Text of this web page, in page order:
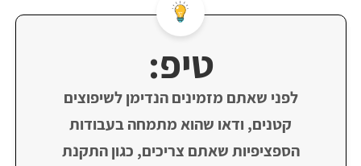
טיפ:
לפני שאתם מזמינים הנדימן לשיפוצים
קטנים, ודאו שהוא מתמחה בעבודות
הספציפיות שאתם צריכים, כגון התקנת